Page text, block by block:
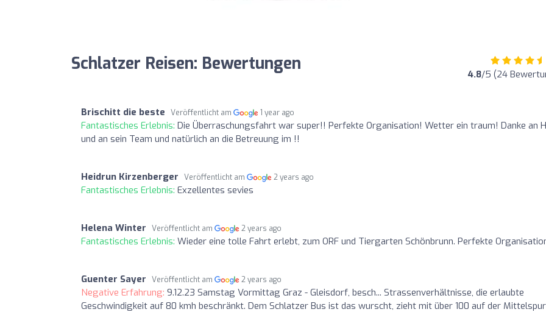
Schlatzer Reisen: Bewertungen 4.8/5 (24
Brischitt die beste Veröffentlicht am 1 year ago
Fantastisches Erlebnis: Die Überraschungsfahrt war super!! Perfekte Organisation! Wetter ein traum! Danke an
und an sein Team und natürlich an die Betreuung im !!
Heidrun Kirzenberger Veröffentlicht am 2 years ago
Fantastisches Erlebnis: Exzellentes sevies
Helena Winter Veröffentlicht am 2 years ago
Fantastisches Erlebnis: Wieder eine tolle Fahrt erlebt, zum ORF und Tiergarten Schönbrunn. Perfekte
Guenter Sayer Veröffentlicht am 2 years ago
Negative Erfahrung: 9.12.23 Samstag Vormittag Graz - Gleisdorf, besch... Strassenverhältnisse, die erlaubte
Geschwindigkeit auf 80 kmh beschränkt. Dem Schlatzer Bus ist das wurscht, zieht mit über 100 auf der Mittelspur